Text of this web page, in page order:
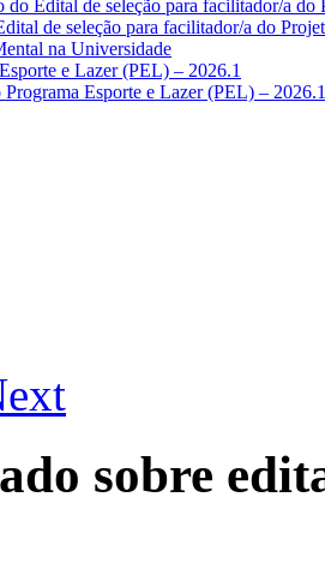
sobre